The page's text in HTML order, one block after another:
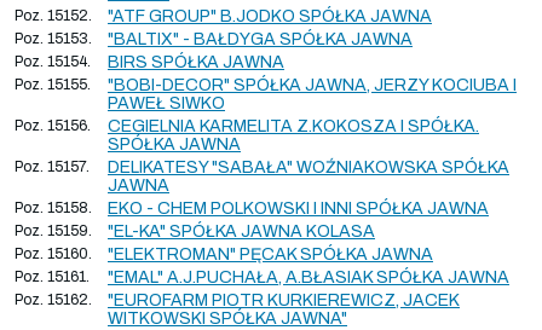
Poz. 15152. "ATF GROUP" B.JODKO SPÓŁKA JAWNA
Poz. 15153. "BALTIX" - BAŁDYGA SPÓŁKA JAWNA
Poz. 15154. BIRS SPÓŁKA JAWNA
Poz. 15155.
"BOBI-DECOR" SPÓŁKA JAWNA, JERZY KOCIUBA I
PAWEŁ SIWKO
Poz. 15156.
CEGIELNIA KARMELITA Z.KOKOSZA I SPÓŁKA.
SPÓŁKA JAWNA
Poz. 15157.
DELIKATESY "SABAŁA" WOŹNIAKOWSKA SPÓŁKA
JAWNA
Poz. 15158. EKO - CHEM POLKOWSKI I INNI SPÓŁKA JAWNA
Poz. 15159. "EL-KA" SPÓŁKA JAWNA KOLASA
Poz. 15160. "ELEKTROMAN" PĘCAK SPÓŁKA JAWNA
Poz. 15161. "EMAL" A.J.PUCHAŁA, A.BŁASIAK SPÓŁKA JAWNA
Poz. 15162.
"EUROFARM PIOTR KURKIEREWICZ, JACEK
WITKOWSKI SPÓŁKA JAWNA"